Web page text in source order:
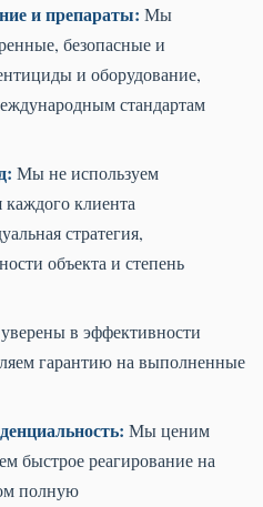
и препараты: Мы
безопасные и
и оборудование,
стандартам
Мы не используем
клиента
стратегия,
объекта и степень
в эффективности
гарантию на выполненные
Мы ценим
быстрое реагирование на
полную